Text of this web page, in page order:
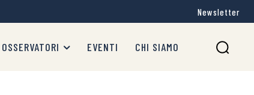
Newsletter
OSSERVATORI EVENTI CHI SIAMO